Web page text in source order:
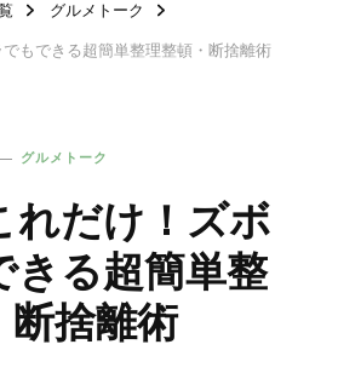
グルメトーク
もできる超簡単整理整頓・断捨離術
グルメトーク
れだけ！ズボ
きる超簡単整
捨離術